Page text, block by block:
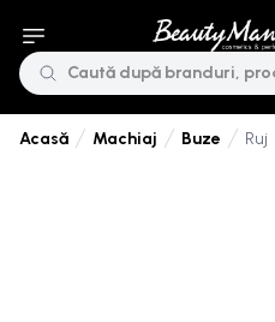
Acasă Machiaj Buze Ruj